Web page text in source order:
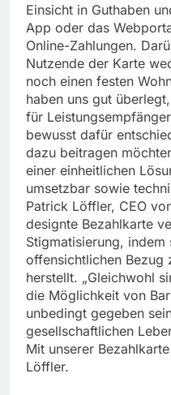
Einsicht in Guthaben
App oder das
Online-Zahlungen.
Nutzende der Karte
noch einen festen
haben uns gut
für
bewusst dafür
dazu beitragen
einer einheitlichen
umsetzbar sowie
Patrick Löffler, CEO
designte Bezahlkarte
Stigmatisierung, indem
offensichtlichen Bezug
herstellt. „Gleichwohl
die Möglichkeit von
unbedingt gegeben
gesellschaftlichen
Mit unserer
Löffler.